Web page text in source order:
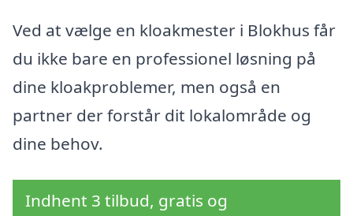
Ved at vælge en kloakmester i Blokhus får
du ikke bare en professionel løsning på
dine kloakproblemer, men også en
partner der forstår dit lokalområde og
dine behov.
Indhent 3 tilbud, gratis og